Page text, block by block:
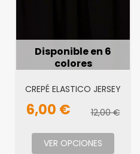
Disponible en 6
colores
CREPÉ ELASTICO JERSEY
6,00 € 12,00 €
VER OPCIONES